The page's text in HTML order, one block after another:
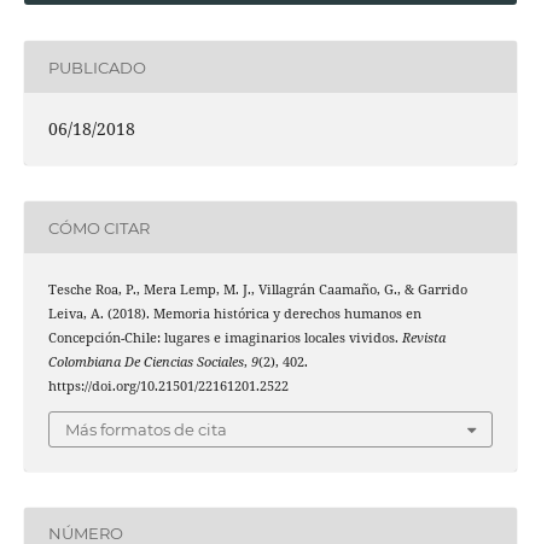
PUBLICADO
06/18/2018
CÓMO CITAR
Tesche Roa, P., Mera Lemp, M. J., Villagrán Caamaño, G., & Garrido
Leiva, A. (2018). Memoria histórica y derechos humanos en
Concepción-Chile: lugares e imaginarios locales vividos. Revista
Colombiana De Ciencias Sociales, 9(2), 402.
https://doi.org/10.21501/22161201.2522
Más formatos de cita
NÚMERO